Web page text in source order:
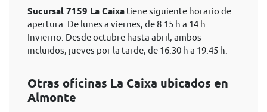
Sucursal 7159 La Caixa tiene siguiente horario de
apertura: De lunes a viernes, de 8.15 h a 14 h.
Invierno: Desde octubre hasta abril, ambos
incluidos, jueves por la tarde, de 16.30 h a 19.45 h.
Otras oficinas La Caixa ubicados en
Almonte